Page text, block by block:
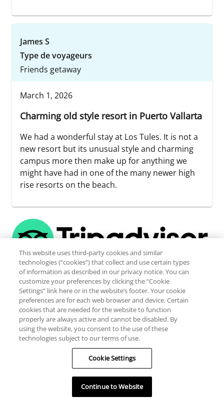
James S
Type de voyageurs
Friends getaway
March 1, 2026
Charming old style resort in Puerto Vallarta
We had a wonderful stay at Los Tules. It is not a
new resort but its unusual style and charming
campus more then make up for anything we
might have had in one of the many newer high
rise resorts on the beach.
Lire tous les commentaires
Ecrire un commentaire
En cliquant ici, vous serez redirigé(e) vers le site de
TripAdvisor et soumis(e) à leur politique de confidentialité
et leurs conditions d’utilisation. TripAdvisor est susceptible
de recueillir des renseignements personnels vous
concernant à partir des pages que vous visitez sur leur
site, directement auprès de vous ou via des sources
This website uses third-party cookies and similar
technologies (“cookies”) that collect and use certain types
of information as described in our privacy notice. You can
customize your preferences by clicking the “Cookie
Settings” link here or in the website’s footer. Your cookie
preferences are for each web browser and device. Certain
cookies that are needed for the website to function
properly are always active and cannot be disabled. By
using the website, you consent to the use of these
technologies subject to our terms of use.
Cookie Settings
Continue to Website